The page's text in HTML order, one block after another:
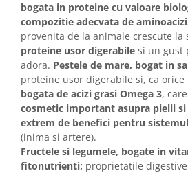
bogata in proteine cu valoare
compozitie adecvata de
provenita de la animale crescute la
proteine usor digerabile si un gust
adora. Pestele de mare, bogat in
proteine usor digerabile si, ca orice
bogata de acizi grasi Omega 3,
cosmetic important asupra pielii
extrem de benefici pentru
(inima si artere).
Fructele si legumele, bogate in
fitonutrienti; proprietatile